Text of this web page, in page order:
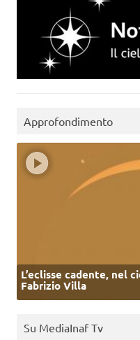
Approfondimento
L’eclisse cadente, nel
Fabrizio Villa
Su MediaInaf Tv